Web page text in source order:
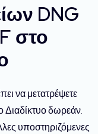
DNG
στο
να μετατρέψετε
Διαδίκτυο δωρεάν.
υποστηριζόμενες